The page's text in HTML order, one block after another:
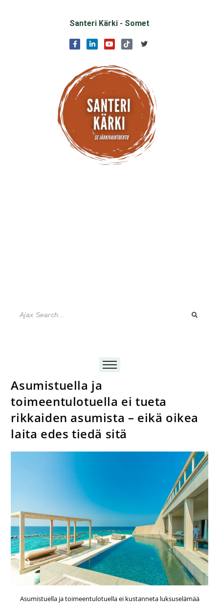
Santeri Kärki - Somet
Asumistuella ja
toimeentulotuella ei tueta
rikkaiden asumista – eikä oikea
laita edes tiedä sitä
Asumistuella ja toimeentulotuella ei kustanneta luksuselämää